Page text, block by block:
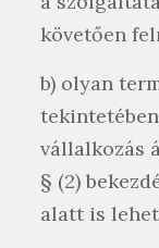
követően
b) olyan
vállalkozás
§ (2)
alatt is